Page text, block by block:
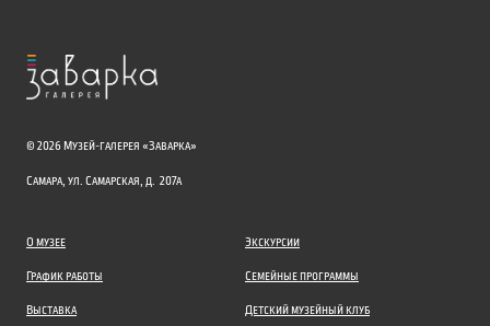
© 2026 Музей-галерея «Заварка»
Самара, ул. Самарская, д. 207а
О музее
График работы
Выставка
Экскурсии
Семейные программы
Детский музейный клуб